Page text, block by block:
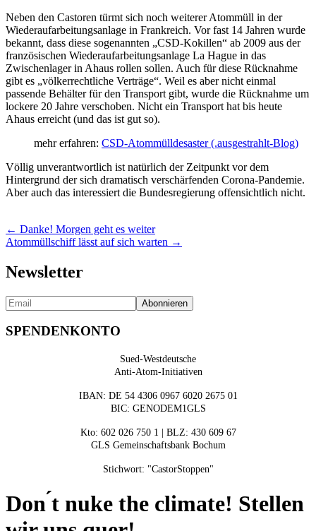
Neben den Castoren türmt sich noch weiterer Atommüll in der
Wiederaufarbeitungsanlage in Frankreich. Vor fast 14 Jahren wurde
bekannt, dass diese sogenannten „CSD-Kokillen“ ab 2009 aus der
französischen Wiederaufarbeitungsanlage La Hague in das
Zwischenlager in Ahaus rollen sollen. Auch für diese Rücknahme
gibt es „völkerrechtliche Verträge“. Weil es aber nicht einmal
passende Behälter für den Transport gibt, wurde die Rücknahme um
lockere 20 Jahre verschoben. Nicht ein Transport hat bis heute
Ahaus erreicht (und das ist gut so).
mehr erfahren: CSD-Atommülldesaster (.ausgestrahlt-Blog)
Völlig unverantwortlich ist natürlich der Zeitpunkt vor dem
Hintergrund der sich dramatisch verschärfenden Corona-Pandemie.
Aber auch das interessiert die Bundesregierung offensichtlich nicht.
Posts
navigation
← Danke! Morgen geht es weiter
Atommüllschiff lässt auf sich warten →
Newsletter
SPENDENKONTO
Sued-Westdeutsche
Anti-Atom-Initiativen
IBAN: DE 54 4306 0967 6020 2675 01
BIC: GENODEM1GLS
Kto: 602 026 750 1 | BLZ: 430 609 67
GLS Gemeinschaftsbank Bochum
Stichwort: "CastorStoppen"
Don ́t nuke the climate! Stellen